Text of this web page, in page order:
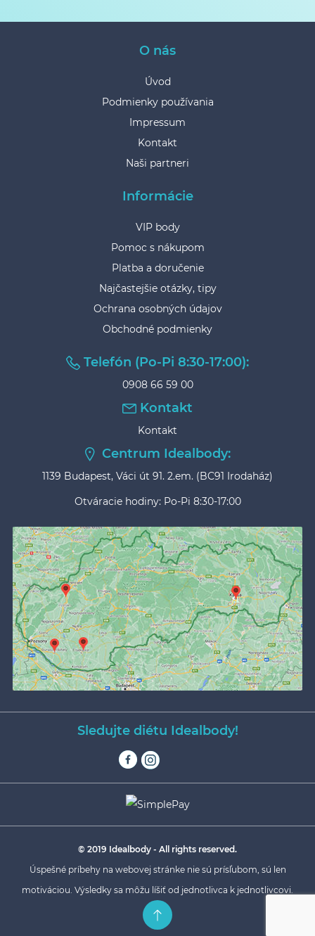
O nás
Úvod
Podmienky používania
Impressum
Kontakt
Naši partneri
Informácie
VIP body
Pomoc s nákupom
Platba a doručenie
Najčastejšie otázky, tipy
Ochrana osobných údajov
Obchodné podmienky
Telefón (Po-Pi 8:30-17:00):
0908 66 59 00
Kontakt
Kontakt
Centrum Idealbody:
1139 Budapest, Váci út 91. 2.em. (BC91 Irodaház)
Otváracie hodiny: Po-Pi 8:30-17:00
Sledujte diétu Idealbody!
© 2019 Idealbody - All rights reserved.
Úspešné príbehy na webovej stránke nie sú prísľubom, sú len
motiváciou. Výsledky sa môžu líšiť od jednotlivca k jednotlivcovi.